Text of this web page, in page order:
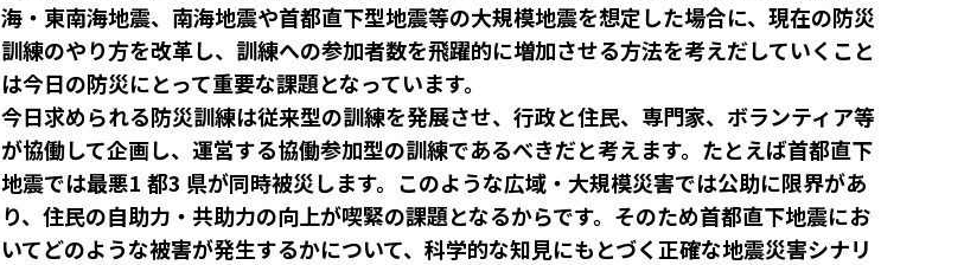
海・東南海地震、南海地震や首都直下型地震等の大規模地震を想定した場合に、現在の防災
訓練のやり方を改革し、訓練への参加者数を飛躍的に増加させる方法を考えだしていくこと
は今日の防災にとって重要な課題となっています。
今日求められる防災訓練は従来型の訓練を発展させ、行政と住民、専門家、ボランティア等
が協働して企画し、運営する協働参加型の訓練であるべきだと考えます。たとえば首都直下
地震では最悪1 都3 県が同時被災します。このような広域・大規模災害では公助に限界があ
り、住民の自助力・共助力の向上が喫緊の課題となるからです。そのため首都直下地震にお
いてどのような被害が発生するかについて、科学的な知見にもとづく正確な地震災害シナリ